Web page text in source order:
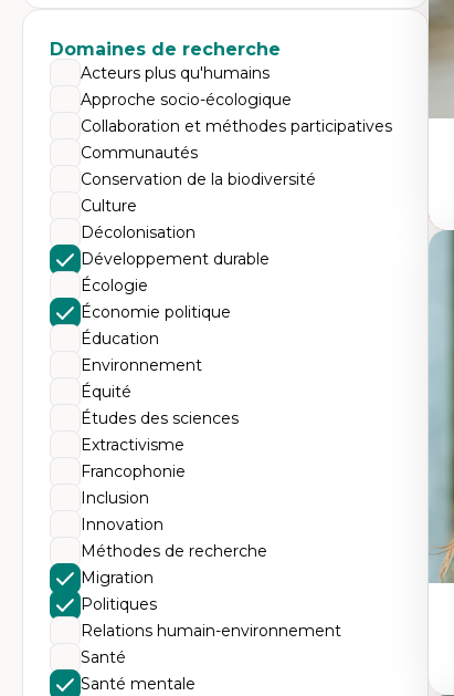
Domaines de recherche
Acteurs plus qu'humains
Approche socio-écologique
Collaboration et méthodes participatives
Communautés
Conservation de la biodiversité
Culture
Décolonisation
Développement durable
Écologie
Économie politique
Éducation
Environnement
Équité
Études des sciences
Extractivisme
Francophonie
Inclusion
Innovation
Méthodes de recherche
Migration
Politiques
Relations humain-environnement
Santé
Santé mentale